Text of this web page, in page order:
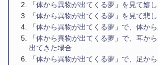
「体から異物が出てくる夢」を見て嬉
「体から異物が出てくる夢」を見て悲
「体から異物が出てくる夢」で、体か
「体から異物が出てくる夢」で、耳か
出てきた場合
「体から異物が出てくる夢」で、足か